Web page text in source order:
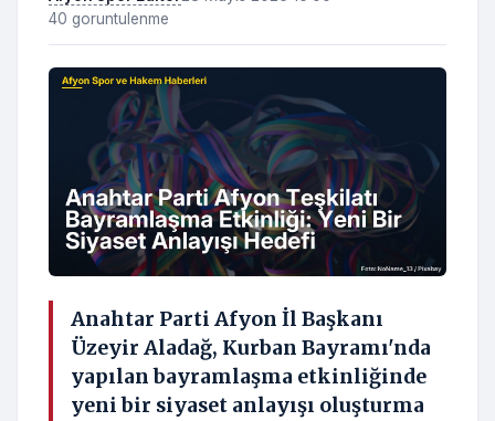
40 goruntulenme
Anahtar Parti Afyon İl Başkanı
Üzeyir Aladağ, Kurban Bayramı'nda
yapılan bayramlaşma etkinliğinde
yeni bir siyaset anlayışı oluşturma